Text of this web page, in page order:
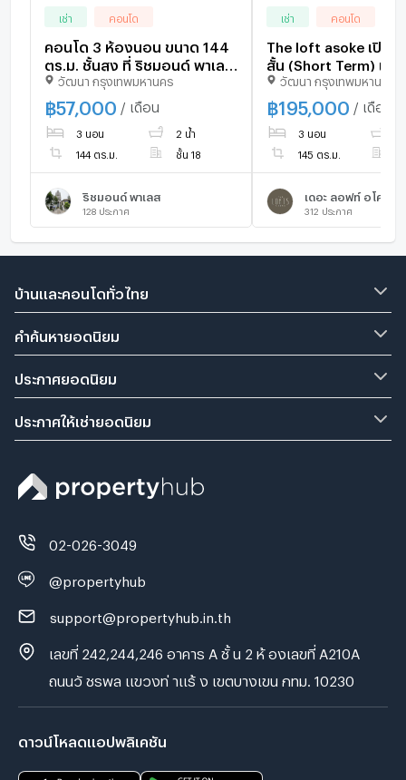
เช่า คอนโด
คอนโด 3 ห้องนอน ขนาด 144
ตร.ม. ชั้นสูง ที่ ริชมอนด์ พาเลซ
ใกล้ BTS พร้อมพงษ์ (ID
2061898)
วัฒนา กรุงเทพมหานคร
฿57,000 / เดือน
3 นอน 2 น้ำ
144 ตร.ม. ชั้น 18
ริชมอนด์ พาเลส
128 ประกาศ
เช่า คอนโด
The loft asoke เปิดรับ
สั้น (Short Term) และ
ราคา 195,000 สัญญา
วัฒนา กรุงเทพมหานคร
฿195,000 / เดือน
3 นอน
145 ตร.ม.
เดอะ ลอฟท์ อโศก
312 ประกาศ
บ้านและคอนโดทั่วไทย
คำค้นหายอดนิยม
ประกาศยอดนิยม
ประกาศให้เช่ายอดนิยม
02-026-3049
@propertyhub
support@propertyhub.in.th
เลขที่ 242,244,246 อาคาร A ชั้ น 2 ห้ องเลขที่ A210A
ถนนวั ชรพล แขวงท่ าแร้ ง เขตบางเขน กทม. 10230
ดาวน์โหลดแอปพลิเคชัน